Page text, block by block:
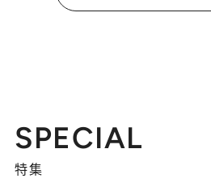
SPECIAL
特集